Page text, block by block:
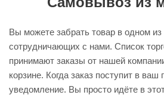
Вы можете забрать товар в одном из
сотрудничающих с нами. Список
принимают заказы от нашей
корзине. Когда заказ поступит в ваш
уведомление. Вы просто идёте в